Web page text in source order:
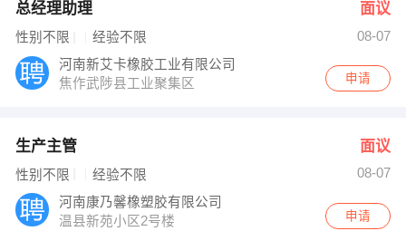
总经理助理 面议
性别不限 经验不限
08-07
河南新艾卡橡胶工业有限公司
焦作武陟县工业聚集区
申请
生产主管 面议
性别不限 经验不限
08-07
河南康乃馨橡塑胶有限公司
温县新苑小区2号楼
申请